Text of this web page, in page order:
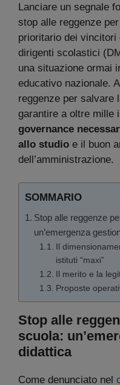
Lanciare un segnale
stop alle reggenze
prioritario dei
dirigenti scolastici
una situazione ormai
educativo nazionale.
reggenze per salvare
garantire a oltre mille
governance
allo studio e il buon
dell’amministrazione.
SOMMARIO
Stop alle reggenze
un’emergenza
Il
istituti “maxi”
Il merito e la
Proposte
Stop alle
scuola:
didattica
Come denunciato nel